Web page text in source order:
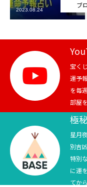
テニス
スポーツ
競馬
テニス四大大会・五
テニス四大大会・五輪
ブ
2023.08.24
宝く
運予
を毎
部屋
極
星月
別吉
特別
に運
てか